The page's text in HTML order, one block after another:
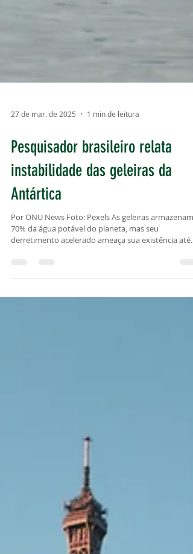
27 de mar. de 2025 1 min de leitura
Pesquisador brasileiro relata
instabilidade das geleiras da
Antártica
70% da água potável do planeta, mas seu